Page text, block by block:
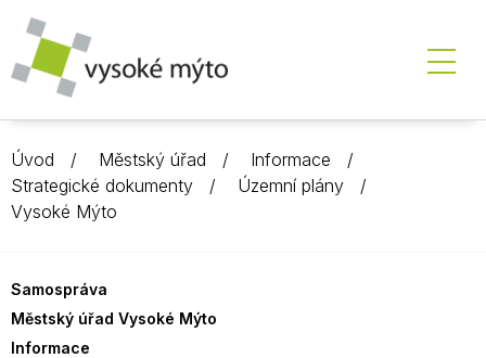
Úvod Městský úřad
Informace
Strategické dokumenty
Územní plány
Vysoké Mýto
Samospráva
Městský úřad Vysoké Mýto
Informace